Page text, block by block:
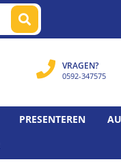
VRAGEN?
0592-347575
PRESENTEREN